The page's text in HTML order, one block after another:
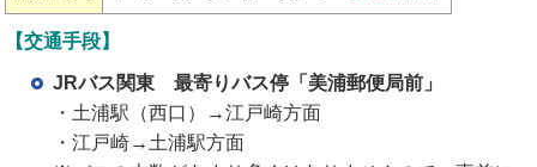
【交通手段】
JRバス関東 最寄りバス停「美浦郵便局前」
・土浦駅（西口）→江戸崎方面
・江戸崎→土浦駅方面